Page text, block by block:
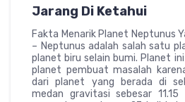
Jarang Di Ketahui
Fakta Menarik Planet Neptunus
– Neptunus adalah salah satu
planet biru selain bumi. Planet
planet pembuat masalah
dari planet yang berada di
medan gravitasi sebesar